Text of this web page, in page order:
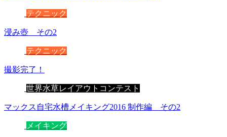
テクニック
浸み壺 その2
テクニック
撮影完了！
世界水草レイアウトコンテスト
マックス自宅水槽メイキング2016 制作編 その2
メイキング